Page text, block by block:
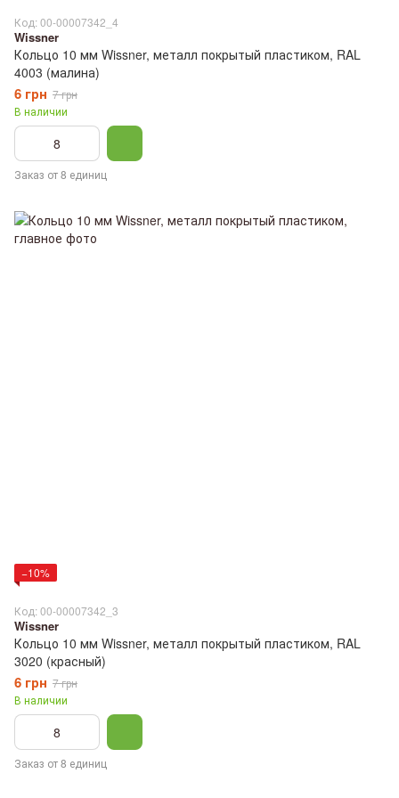
Код: 00-00007342_4
Wissner
Кольцо 10 мм Wissner, металл покрытый пластиком, RAL
4003 (малина)
6 грн 7 грн
В наличии
Заказ от 8 единиц
−10%
Код: 00-00007342_3
Wissner
Кольцо 10 мм Wissner, металл покрытый пластиком, RAL
3020 (красный)
6 грн 7 грн
В наличии
Заказ от 8 единиц